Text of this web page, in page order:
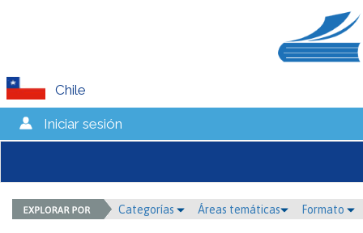
Chile
Iniciar sesión
Categorías Áreas temáticas Formato